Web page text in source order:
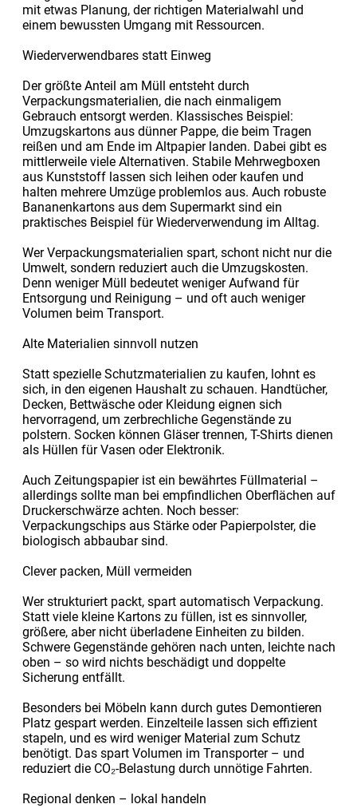
mit etwas Planung, der richtigen Materialwahl und
einem bewussten Umgang mit Ressourcen.
Wiederverwendbares statt Einweg
Der größte Anteil am Müll entsteht durch
Verpackungsmaterialien, die nach einmaligem
Gebrauch entsorgt werden. Klassisches Beispiel:
Umzugskartons aus dünner Pappe, die beim Tragen
reißen und am Ende im Altpapier landen. Dabei gibt es
mittlerweile viele Alternativen. Stabile Mehrwegboxen
aus Kunststoff lassen sich leihen oder kaufen und
halten mehrere Umzüge problemlos aus. Auch robuste
Bananenkartons aus dem Supermarkt sind ein
praktisches Beispiel für Wiederverwendung im Alltag.
Wer Verpackungsmaterialien spart, schont nicht nur die
Umwelt, sondern reduziert auch die Umzugskosten.
Denn weniger Müll bedeutet weniger Aufwand für
Entsorgung und Reinigung – und oft auch weniger
Volumen beim Transport.
Alte Materialien sinnvoll nutzen
Statt spezielle Schutzmaterialien zu kaufen, lohnt es
sich, in den eigenen Haushalt zu schauen. Handtücher,
Decken, Bettwäsche oder Kleidung eignen sich
hervorragend, um zerbrechliche Gegenstände zu
polstern. Socken können Gläser trennen, T-Shirts dienen
als Hüllen für Vasen oder Elektronik.
Auch Zeitungspapier ist ein bewährtes Füllmaterial –
allerdings sollte man bei empfindlichen Oberflächen auf
Druckerschwärze achten. Noch besser:
Verpackungschips aus Stärke oder Papierpolster, die
biologisch abbaubar sind.
Clever packen, Müll vermeiden
Wer strukturiert packt, spart automatisch Verpackung.
Statt viele kleine Kartons zu füllen, ist es sinnvoller,
größere, aber nicht überladene Einheiten zu bilden.
Schwere Gegenstände gehören nach unten, leichte nach
oben – so wird nichts beschädigt und doppelte
Sicherung entfällt.
Besonders bei Möbeln kann durch gutes Demontieren
Platz gespart werden. Einzelteile lassen sich effizient
stapeln, und es wird weniger Material zum Schutz
benötigt. Das spart Volumen im Transporter – und
reduziert die CO₂-Belastung durch unnötige Fahrten.
Regional denken – lokal handeln